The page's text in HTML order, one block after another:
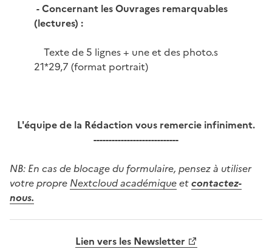
-Concernant les Ouvrages remarquables
(lectures) :
Texte de 5 lignes + une et des photo.s
21*29,7 (format portrait)
L'équipe de la Rédaction vous remercie infiniment.
----------------------------
NB: En cas de blocage du formulaire, pensez à utiliser
votre propre Nextcloud académiqueetcontactez-
nous.
Lien vers les Newsletter